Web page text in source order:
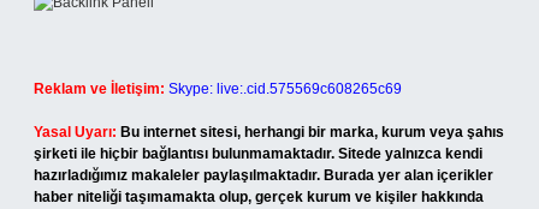
Reklam ve İletişim: Skype: live:.cid.575569c608265c69
Yasal Uyarı: Bu internet sitesi, herhangi bir marka, kurum veya şahıs
şirketi ile hiçbir bağlantısı bulunmamaktadır. Sitede yalnızca kendi
hazırladığımız makaleler paylaşılmaktadır. Burada yer alan içerikler
haber niteliği taşımamakta olup, gerçek kurum ve kişiler hakkında